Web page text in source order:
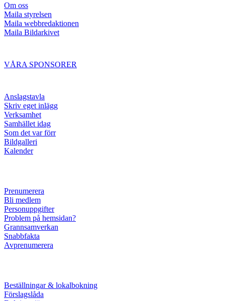
Om oss
Maila styrelsen
Maila webbredaktionen
Maila Bildarkivet
VÅRA SPONSORER
Anslagstavla
Skriv eget inlägg
Verksamhet
Samhället idag
Som det var förr
Bildgalleri
Kalender
Prenumerera
Bli medlem
Personuppgifter
Problem på hemsidan?
Grannsamverkan
Snabbfakta
Avprenumerera
Beställningar & lokalbokning
Förslagslåda